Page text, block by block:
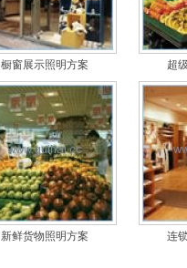
橱窗展示照明方案 超
新鲜货物照明方案 连